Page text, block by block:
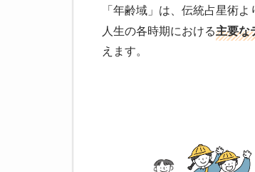
「年齢域」は、伝統占星術
人生の各時期における主要な
えます。